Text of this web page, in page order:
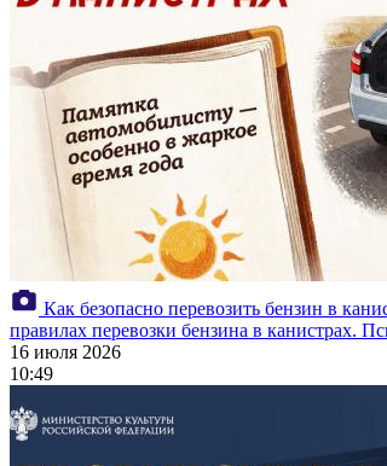
Как безопасно перевозить бензин в
правилах перевозки бензина в канистрах.
16 июля 2026
10:49